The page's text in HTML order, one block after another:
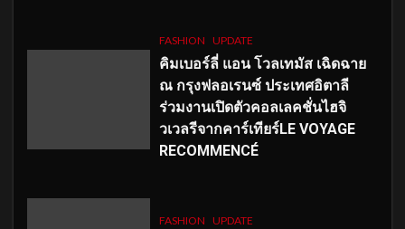
FASHION UPDATE
คิมเบอร์ลี่ แอน โวลเทมัส เฉิดฉาย
ณ กรุงฟลอเรนซ์ ประเทศอิตาลี
ร่วมงานเปิดตัวคอลเลคชั่นไฮจิ
วเวลรีจากคาร์เทียร์LE VOYAGE
RECOMMENCÉ
FASHION UPDATE